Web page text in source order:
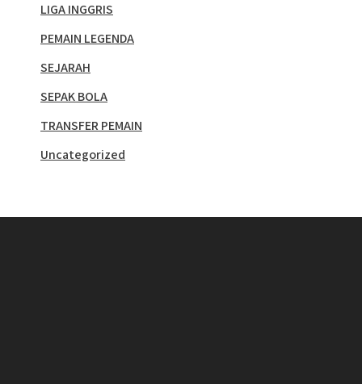
LIGA INGGRIS
PEMAIN LEGENDA
SEJARAH
SEPAK BOLA
TRANSFER PEMAIN
Uncategorized